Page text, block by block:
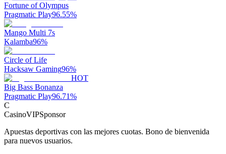
Fortune of Olympus
Pragmatic Play96.55%
Mango Multi 7s
Kalamba96%
Circle of Life
Hacksaw Gaming96%
HOT
Big Bass Bonanza
Pragmatic Play96.71%
C
CasinoVIPSponsor
Apuestas deportivas con las mejores cuotas. Bono de bienvenida
para nuevos usuarios.